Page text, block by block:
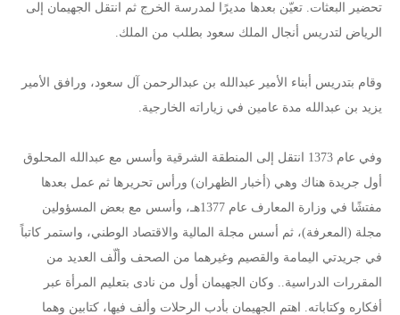
تحضير البعثات. تعيّن بعدها مديرًا لمدرسة الخرج ثم انتقل الجهيمان إلى
الرياض لتدريس أنجال الملك سعود بطلب من الملك.
وقام بتدريس أبناء الأمير عبدالله بن عبدالرحمن آل سعود، ورافق الأمير
يزيد بن عبدالله مدة عامين في زياراته الخارجية.
وفي عام 1373 انتقل إلى المنطقة الشرقية وأسس مع عبدالله المحلوق
أول جريدة هناك وهي (أخبار الظهران) ورأس تحريرها ثم عمل بعدها
مفتشًا في وزارة المعارف عام 1377هـ، وأسس مع بعض المسؤولين
مجلة (المعرفة)، ثم أسس مجلة المالية والاقتصاد الوطني، واستمر كاتباً
في جريدتي اليمامة والقصيم وغيرهما من الصحف وألّف العديد من
المقررات الدراسية.. وكان الجهيمان أول من نادى بتعليم المرأة عبر
أفكاره وكتاباته. اهتم الجهيمان بأدب الرحلات وألف فيها، كتابين وهما